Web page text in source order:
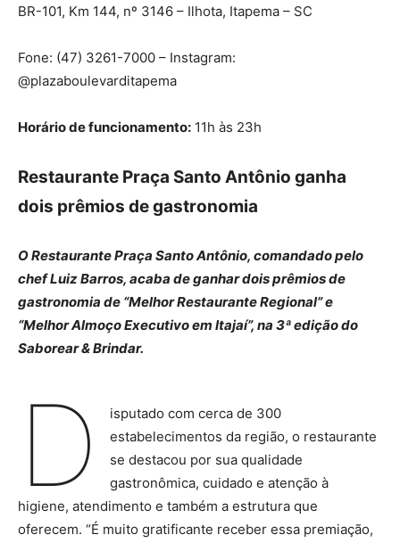
BR-101, Km 144, nº 3146 – Ilhota, Itapema – SC
Fone: (47) 3261-7000 – Instagram:
@plazaboulevarditapema
Horário de funcionamento: 11h às 23h
Restaurante Praça Santo Antônio ganha
dois prêmios de gastronomia
O Restaurante Praça Santo Antônio, comandado pelo
chef Luiz Barros, acaba de ganhar dois prêmios de
gastronomia de “Melhor Restaurante Regional” e
“Melhor Almoço Executivo em Itajaí”, na 3ª edição do
Saborear & Brindar.
D
isputado com cerca de 300
estabelecimentos da região, o restaurante
se destacou por sua qualidade
gastronômica, cuidado e atenção à
higiene, atendimento e também a estrutura que
oferecem. “É muito gratificante receber essa premiação,